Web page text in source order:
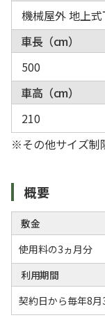
機械屋外 地上式
車長（cm）
500
車高（cm）
210
※その他サイズ制
概要
敷金
使用料の3ヵ月分
利用期間
契約日から毎年8月